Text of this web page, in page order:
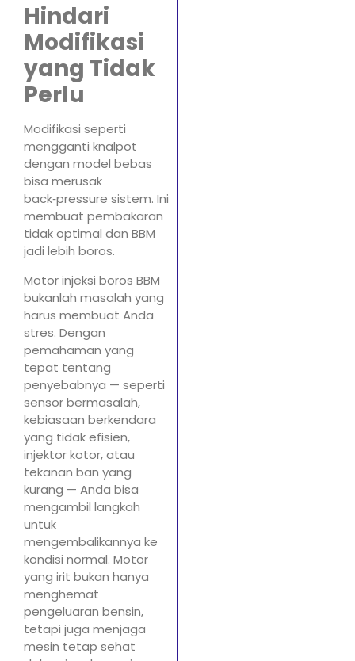
Hindari
Modifikasi
yang Tidak
Perlu
Modifikasi seperti
mengganti knalpot
dengan model bebas
bisa merusak
back‑pressure sistem. Ini
membuat pembakaran
tidak optimal dan BBM
jadi lebih boros.
Motor injeksi boros BBM
bukanlah masalah yang
harus membuat Anda
stres. Dengan
pemahaman yang
tepat tentang
penyebabnya — seperti
sensor bermasalah,
kebiasaan berkendara
yang tidak efisien,
injektor kotor, atau
tekanan ban yang
kurang — Anda bisa
mengambil langkah
untuk
mengembalikannya ke
kondisi normal. Motor
yang irit bukan hanya
menghemat
pengeluaran bensin,
tetapi juga menjaga
mesin tetap sehat